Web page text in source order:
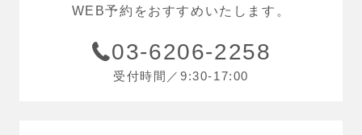
WEB予約をおすすめいたします。
03-6206-2258
受付時間／9:30-17:00